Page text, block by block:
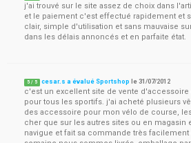
j'ai trouvé sur le site assez de choix dans
et le paiement c'est effectué rapidement et
clair, simple d'utilisation et sans mauvaise
dans les délais annoncés et en parfaite état.
5 / 5 cesar.s a évalué Sportshop le31/07/2012
c'est un excellent site de vente d'accessoire
pour tous les sportifs. j'ai acheté plusieurs
des accessoire pour mon vélo de course,
cher que sur les autres sites ou en magasin
navigue et fait sa commande très